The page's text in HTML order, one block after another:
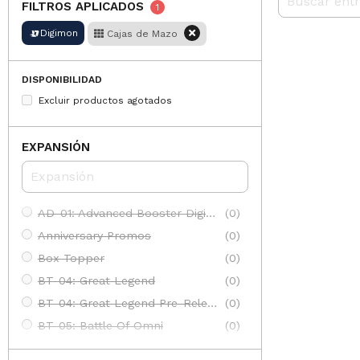
FILTROS APLICADOS 1
Digimon Cajas de Mazo
DISPONIBILIDAD
Excluir productos agotados
EXPANSIÓN
AD-01: Advanced Booster Digimon Generation
(0)
Anniversary Promos
(0)
Box Topper
(0)
BT-04: Great Legend
(0)
BT-04: Great Legend Pre-Release
(0)
BT-05: Battle Of Omni
(0)
BT-05: Battle Of Omni Pre-Release (0)